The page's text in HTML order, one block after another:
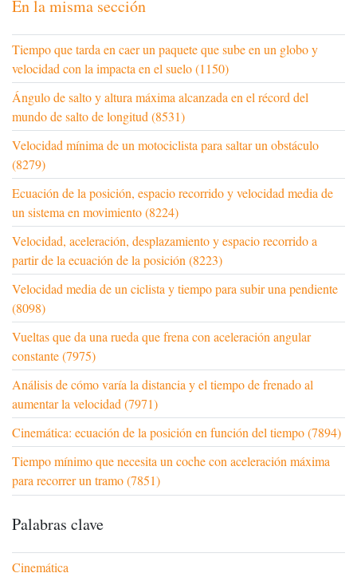
En la misma sección
Tiempo que tarda en caer un paquete que sube en un globo y
velocidad con la impacta en el suelo (1150)
Ángulo de salto y altura máxima alcanzada en el récord del
mundo de salto de longitud (8531)
Velocidad mínima de un motociclista para saltar un obstáculo
(8279)
Ecuación de la posición, espacio recorrido y velocidad media de
un sistema en movimiento (8224)
Velocidad, aceleración, desplazamiento y espacio recorrido a
partir de la ecuación de la posición (8223)
Velocidad media de un ciclista y tiempo para subir una pendiente
(8098)
Vueltas que da una rueda que frena con aceleración angular
constante (7975)
Análisis de cómo varía la distancia y el tiempo de frenado al
aumentar la velocidad (7971)
Cinemática: ecuación de la posición en función del tiempo (7894)
Tiempo mínimo que necesita un coche con aceleración máxima
para recorrer un tramo (7851)
Palabras clave
Cinemática